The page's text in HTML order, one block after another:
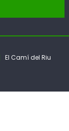
2026
2026
El Camí del Riu